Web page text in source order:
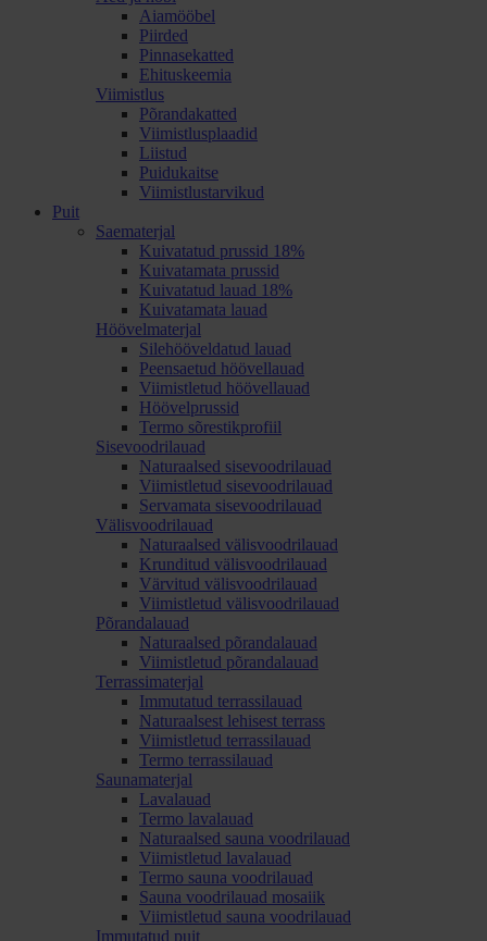
Aiamööbel
Piirded
Pinnasekatted
Ehituskeemia
Viimistlus
Põrandakatted
Viimistlusplaadid
Liistud
Puidukaitse
Viimistlustarvikud
Puit
Saematerjal
Kuivatatud prussid 18%
Kuivatamata prussid
Kuivatatud lauad 18%
Kuivatamata lauad
Höövelmaterjal
Silehööveldatud lauad
Peensaetud höövellauad
Viimistletud höövellauad
Höövelprussid
Termo sõrestikprofiil
Sisevoodrilauad
Naturaalsed sisevoodrilauad
Viimistletud sisevoodrilauad
Servamata sisevoodrilauad
Välisvoodrilauad
Naturaalsed välisvoodrilauad
Krunditud välisvoodrilauad
Värvitud välisvoodrilauad
Viimistletud välisvoodrilauad
Põrandalauad
Naturaalsed põrandalauad
Viimistletud põrandalauad
Terrassimaterjal
Immutatud terrassilauad
Naturaalsest lehisest terrass
Viimistletud terrassilauad
Termo terrassilauad
Saunamaterjal
Lavalauad
Termo lavalauad
Naturaalsed sauna voodrilauad
Viimistletud lavalauad
Termo sauna voodrilauad
Sauna voodrilauad mosaiik
Viimistletud sauna voodrilauad
Immutatud puit